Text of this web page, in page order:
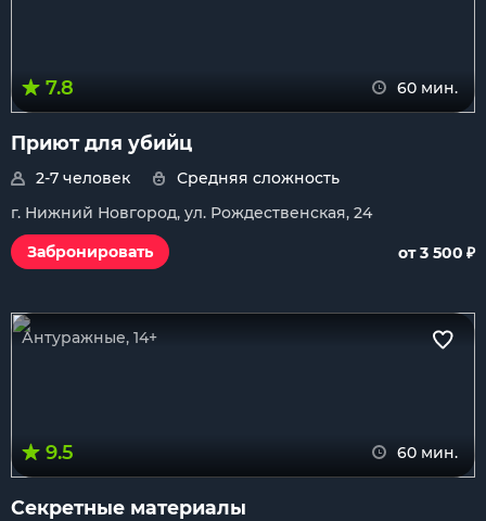
7.8 60 мин.
Приют для убийц
2-7 человек
Средняя сложность
г. Нижний Новгород, ул. Рождественская, 24
Забронировать
от 3 500 ₽
Антуражные, 14+
9.5 60 мин.
Секретные материалы